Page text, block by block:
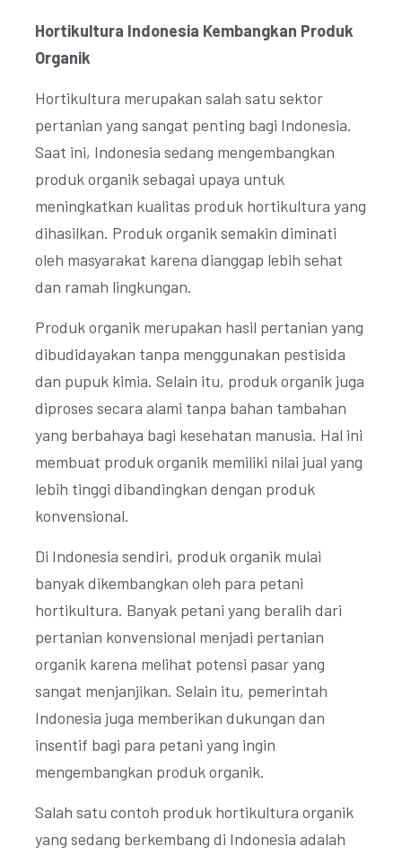
Hortikultura Indonesia Kembangkan Produk
Organik
Hortikultura merupakan salah satu sektor
pertanian yang sangat penting bagi Indonesia.
Saat ini, Indonesia sedang mengembangkan
produk organik sebagai upaya untuk
meningkatkan kualitas produk hortikultura yang
dihasilkan. Produk organik semakin diminati
oleh masyarakat karena dianggap lebih sehat
dan ramah lingkungan.
Produk organik merupakan hasil pertanian yang
dibudidayakan tanpa menggunakan pestisida
dan pupuk kimia. Selain itu, produk organik juga
diproses secara alami tanpa bahan tambahan
yang berbahaya bagi kesehatan manusia. Hal ini
membuat produk organik memiliki nilai jual yang
lebih tinggi dibandingkan dengan produk
konvensional.
Di Indonesia sendiri, produk organik mulai
banyak dikembangkan oleh para petani
hortikultura. Banyak petani yang beralih dari
pertanian konvensional menjadi pertanian
organik karena melihat potensi pasar yang
sangat menjanjikan. Selain itu, pemerintah
Indonesia juga memberikan dukungan dan
insentif bagi para petani yang ingin
mengembangkan produk organik.
Salah satu contoh produk hortikultura organik
yang sedang berkembang di Indonesia adalah